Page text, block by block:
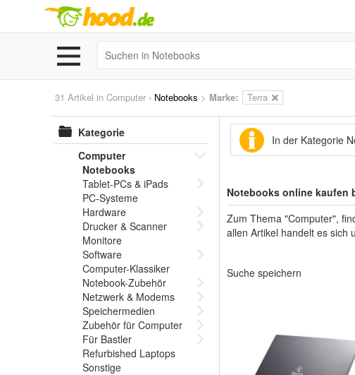
31 Artikel in Computer › Notebooks > Marke: Terra
Kategorie
Computer
Notebooks
Tablet-PCs & iPads
PC-Systeme
Hardware
Drucker & Scanner
Monitore
Software
Computer-Klassiker
Notebook-Zubehör
Netzwerk & Modems
Speichermedien
Zubehör für Computer
Für Bastler
Refurbished Laptops
Sonstige
In der Kategorie
Notebooks online kaufen
Zum Thema "Computer",
allen Artikel handelt es sich
Suche speichern